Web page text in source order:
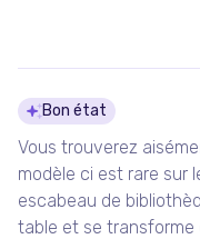
Détails
Bon état
Vous trouverez
modèle ci est rare sur
escabeau de
table et se transforme